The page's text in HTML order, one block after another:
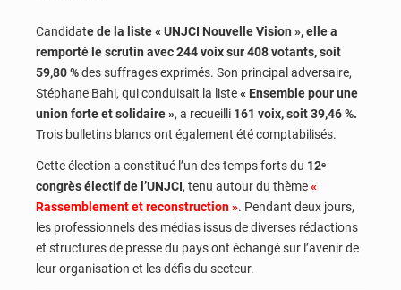
Candidate de la liste « UNJCI Nouvelle Vision », elle a
remporté le scrutin avec244 voix sur 408 votants, soit
59,80 %des suffrages exprimés. Son principal adversaire,
Stéphane Bahi, qui conduisait la liste« Ensemble pour une
union forte et solidaire », a recueilli 161 voix, soit 39,46 %.
Trois bulletins blancs ont également été comptabilisés.
Cette élection a constitué l’un des temps forts du 12ᵉ
congrès électif de l’UNJCI, tenu autour du thème«
Rassemblement et reconstruction ». Pendant deux jours,
les professionnels des médias issus de diverses rédactions
et structures de presse du pays ont échangé sur l’avenir de
leur organisation et les défis du secteur.